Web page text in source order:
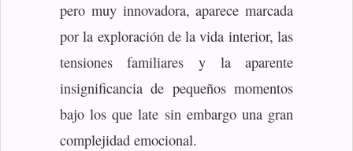
pero muy innovadora, aparece marcada
por la exploración de la vida interior, las
tensiones familiares y la aparente
insignificancia de pequeños momentos
bajo los que late sin embargo una gran
complejidad emocional.